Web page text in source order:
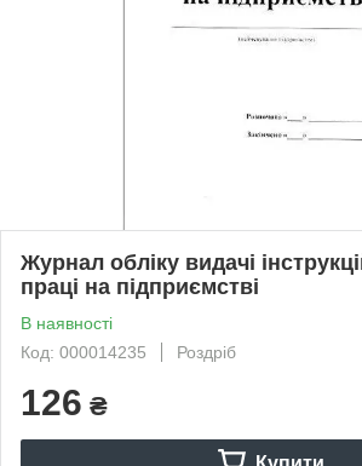
Журнал обліку видачі
праці на підприємстві
В наявності
Код: 000014235
Роздріб
126 ₴